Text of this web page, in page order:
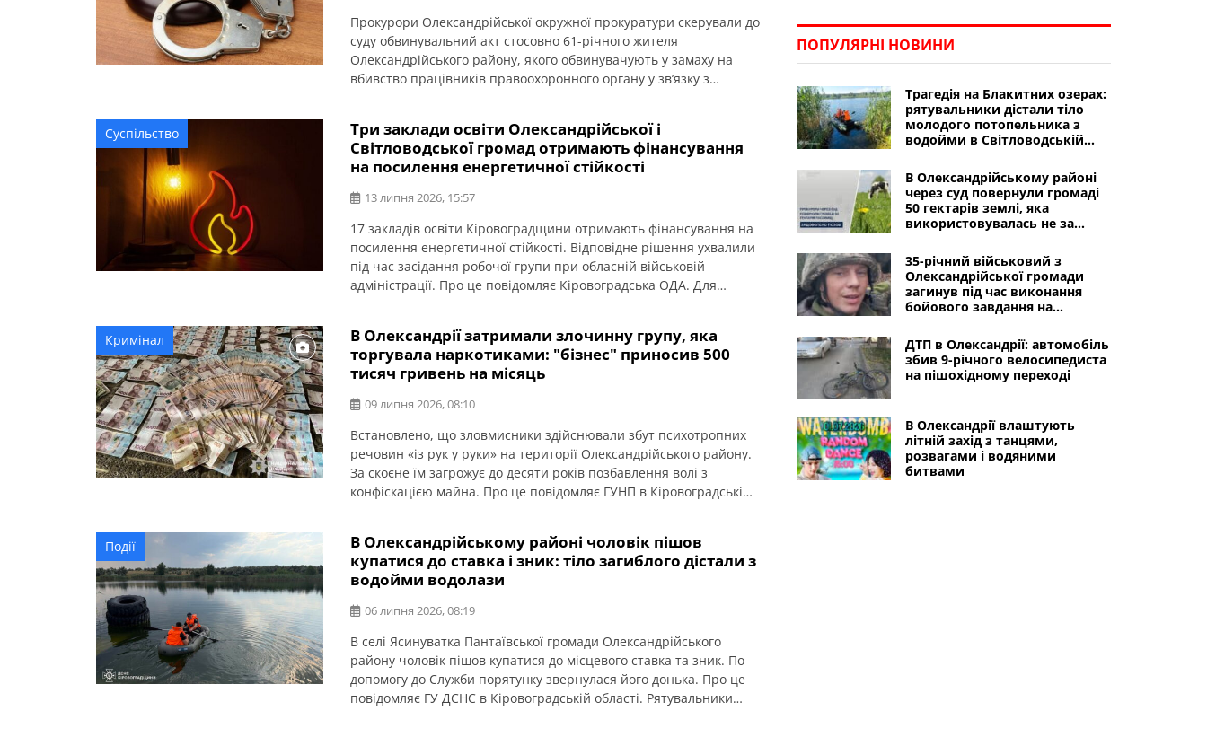
Прокурори Олександрійської окружної прокуратури скерували до
суду обвинувальний акт стосовно 61-річного жителя
Олександрійського району, якого обвинувачують у замаху на
вбивство працівників правоохоронного органу у зв’язку з
слідства, події сталися ввечері 2 квітня 2026 року в одному із сіл
Онуфріївської […]
Суспільство
Три заклади освіти Олександрійської і
Світловодської громад отримають фінансування
на посилення енергетичної стійкості
13 липня 2026, 15:57
17 закладів освіти Кіровоградщини отримають фінансування на
посилення енергетичної стійкості. Відповідне рішення ухвалили
під час засідання робочої групи при обласній військовій
адміністрації. Про це повідомляє Кіровоградська ОДА. Для
допоможуть закладам освіти стабільно працювати в осінньо-
зимовий період. Під час відбору враховували […]
Кримінал
В Олександрії затримали злочинну групу, яка
торгувала наркотиками: "бізнес" приносив 500
тисяч гривень на місяць
09 липня 2026, 08:10
Встановлено, що зловмисники здійснювали збут психотропних
речовин «із рук у руки» на території Олександрійського району.
За скоєне їм загрожує до десяти років позбавлення волі з
конфіскацією майна. Про це повідомляє ГУНП в Кіровоградській
наркозлочинністю спільно зі слідчими слідчого управління та
підрозділу кримінального аналізу […]
Події
В Олександрійському районі чоловік пішов
купатися до ставка і зник: тіло загиблого дістали з
водойми водолази
06 липня 2026, 08:19
В селі Ясинуватка Пантаївської громади Олександрійського
району чоловік пішов купатися до місцевого ставка та зник. По
допомогу до Служби порятунку звернулася його донька. Про це
повідомляє ГУ ДСНС в Кіровоградській області. Рятувальники
ПОПУЛЯРНІ НОВИНИ
Трагедія на Блакитних озерах:
рятувальники дістали тіло
молодого потопельника з
водойми в Світловодській
В Олександрійському районі
через суд повернули громаді
50 гектарів землі, яка
використовувалась не за
35-річний військовий з
Олександрійської громади
загинув під час виконання
бойового завдання на
ДТП в Олександрії: автомобіль
збив 9-річного велосипедиста
на пішохідному переході
В Олександрії влаштують
літній захід з танцями,
розвагами і водяними
битвами